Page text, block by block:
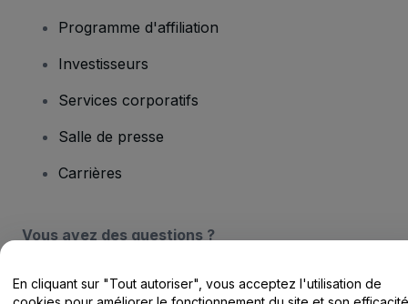
Programme d'affiliation
Investisseurs
Services corporatifs
Salle de presse
Carrières
Vous avez des questions ?
Centre d'assistance / Nous contacter
En cliquant sur "Tout autoriser", vous acceptez l'utilisation de